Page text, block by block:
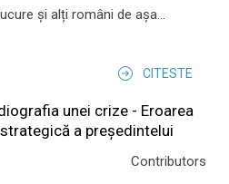
și alți români de așa...
CITESTE
unei crize - Eroarea
strategică a președintelui
Contributors